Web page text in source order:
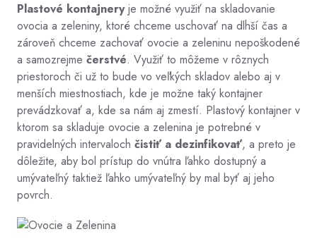
Plastové kontajneryje možné využiť na skladovanie
ovocia a zeleniny, ktoré chceme uschovať na dlhší čas a
zároveň chceme zachovať ovocie a zeleninu nepoškodené
a samozrejme čerstvé. Využiť to môžeme v rôznych
priestoroch či už to bude vo veľkých skladov alebo aj v
menších miestnostiach, kde je možne taký kontajner
prevádzkovať a, kde sa nám aj zmestí. Plastový kontajner v
ktorom sa skladuje ovocie a zelenina je potrebné v
pravidelných intervaloch čistiť a dezinfikovať, a preto je
dôležite, aby bol prístup do vnútra ľahko dostupný a
umývateľný taktiež ľahko umývateľný by mal byť aj jeho
povrch.